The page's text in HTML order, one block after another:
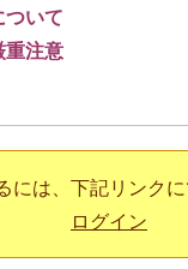
ついて
重注意
には、下記リンクに
ログイン